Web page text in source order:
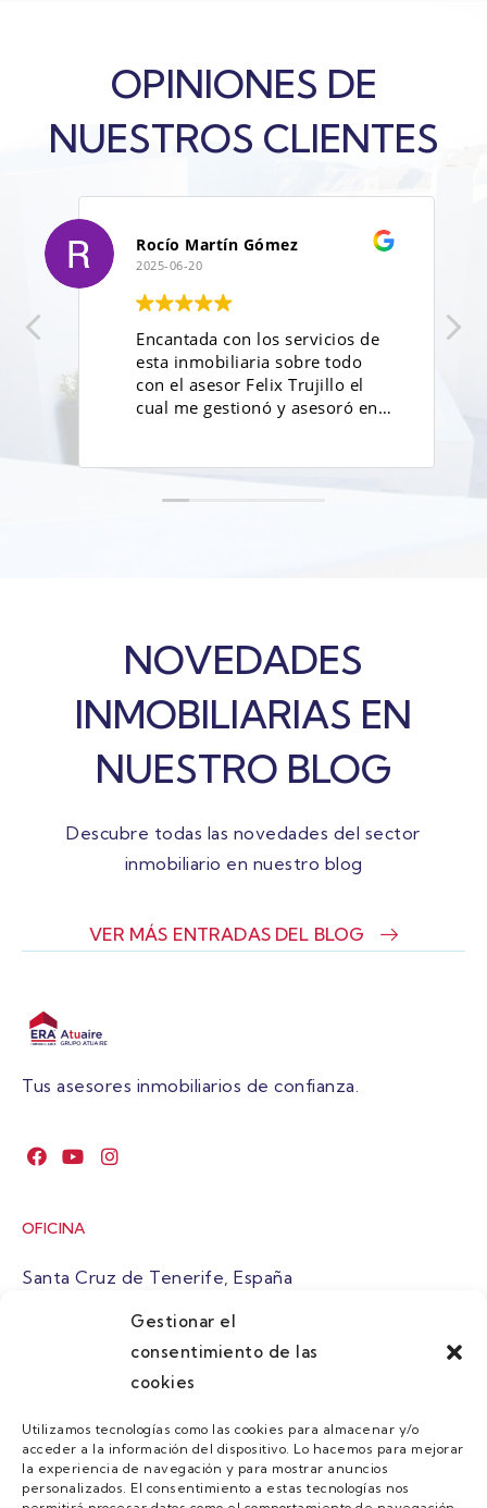
Gestionar el
consentimiento de las
cookies
Utilizamos tecnologías como las cookies para almacenar y/o
acceder a la información del dispositivo. Lo hacemos para mejorar
la experiencia de navegación y para mostrar anuncios
personalizados. El consentimiento a estas tecnologías nos
OPINIONES DE
NUESTROS CLIENTES
Rocío Martín Gómez
2025-06-20
Encantada con los servicios de
esta inmobiliaria sobre todo
con el asesor Felix Trujillo el
cual me gestionó y asesoró en
NOVEDADES
INMOBILIARIAS EN
NUESTRO BLOG
Descubre todas las novedades del sector
inmobiliario en nuestro blog
VER MÁS ENTRADAS DEL BLOG
Tus asesores inmobiliarios de confianza.
OFICINA
Santa Cruz de Tenerife, España
atuaire@grupoatuaire.com
+34 638765829
MENU
Quienes Somos